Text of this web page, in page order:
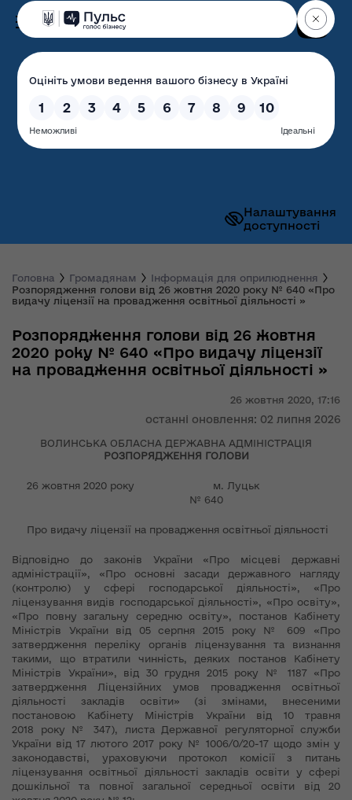
Налаштування
доступності
Волинська обласна
державна адміністрація
Головна Громадянам
Інформація для оприлюднення
Розпорядження голови від 26 жовтня 2020 року № 640 «Про
видачу ліцензії на провадження освітньої діяльності »
26 жовтня 2020, 17:16
останні оновлення: 02 липня 2026
Розпорядження голови від 26 жовтня
2020 року № 640 «Про видачу ліцензії
на провадження освітньої діяльності »
ВОЛИНСЬКА ОБЛАСНА ДЕРЖАВНА АДМІНІСТРАЦІЯ
РОЗПОРЯДЖЕННЯ ГОЛОВИ
26 жовтня 2020 року м. Луцьк
№ 640
Про видачу ліцензії на провадження освітньої діяльності
Відповідно до законів України «Про місцеві державні
адміністрації», «Про основні засади державного нагляду
(контролю) у сфері господарської діяльності», «Про
ліцензування видів господарської діяльності», «Про освіту»,
«Про повну загальну середню освіту», постанов Кабінету
Міністрів України від 05 серпня 2015 року № 609 «Про
затвердження переліку органів ліцензування та визнання
такими, що втратили чинність, деяких постанов Кабінету
Міністрів України», від 30 грудня 2015 року № 1187 «Про
затвердження Ліцензійних умов провадження освітньої
діяльності закладів освіти» (зі змінами, внесеними
постановою Кабінету Міністрів України від 10 травня
2018 року № 347), листа Державної регуляторної служби
України від 17 лютого 2017 року № 1006/0/20-17 щодо змін у
законодавстві, ураховуючи протокол комісії з питань
ліцензування освітньої діяльності закладів освіти у сфері
дошкільної та повної загальної середньої освіти від 20